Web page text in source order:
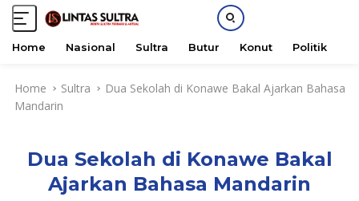
Home Nasional Sultra Butur Konut Politik
Home Sultra
Dua Sekolah di Konawe Bakal Ajarkan Bahasa
Mandarin
Dua Sekolah di Konawe Bakal
Ajarkan Bahasa Mandarin